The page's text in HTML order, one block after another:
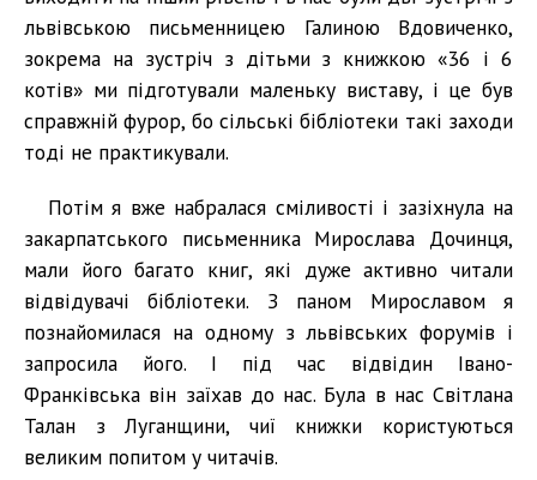
львівською письменницею Галиною Вдовиченко,
зокрема на зустріч з дітьми з книжкою «36 і 6
котів» ми підготували маленьку виставу, і це був
справжній фурор, бо сільські бібліотеки такі заходи
тоді не практикували.
Потім я вже набралася сміливості і зазіхнула на
закарпатського письменника Мирослава Дочинця,
мали його багато книг, які дуже активно читали
відвідувачі бібліотеки. З паном Мирославом я
познайомилася на одному з львівських форумів і
запросила його. І під час відвідин Івано-
Франківська він заїхав до нас. Була в нас Світлана
Талан з Луганщини, чиї книжки користуються
великим попитом у читачів.